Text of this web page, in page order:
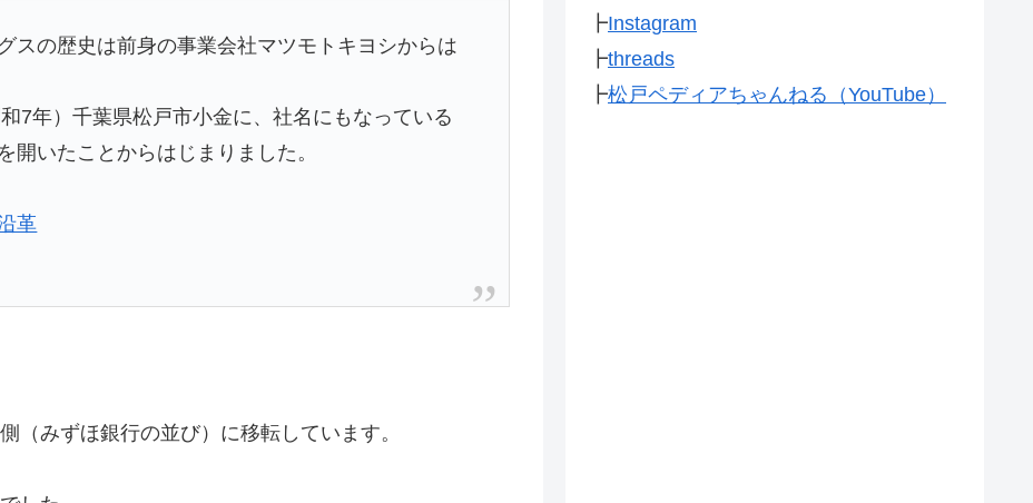
スの歴史は前身の事業会社マツモトキヨシからは
7年）千葉県松戸市小金に、社名にもなっている
開いたことからはじまりました。
革
（みずほ銀行の並び）に移転しています。
┣Instagram
┣threads
┣松戸ペディアちゃんねる（YouTube）